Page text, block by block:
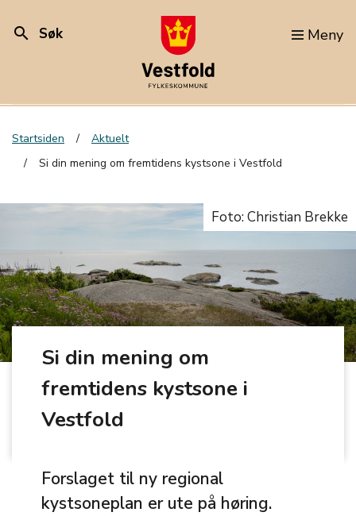
search Søk Meny
Startsiden
Aktuelt
Si din mening om fremtidens kystsone i Vestfold
Foto: Christian Brekke
Si din mening om
fremtidens kystsone i
Vestfold
Forslaget til ny regional
kystsoneplan er ute på høring.